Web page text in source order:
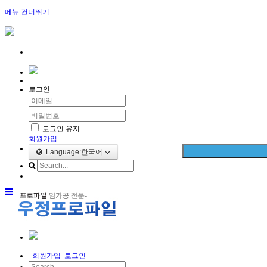
메뉴 건너뛰기
로그인
로그인 유지
회원가입
Language:한국어
회원가입 로그인